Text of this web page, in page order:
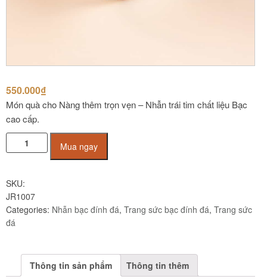
550.000₫
Món quà cho Nàng thêm trọn vẹn – Nhẫn trái tim chất liệu Bạc
cao cấp.
Nhẫn
trái
bạc
cao
cấp
JR1007
Mua ngay
SKU:
JR1007
Categories: Nhẫn bạc đính đá, Trang sức bạc đính đá, Trang sức
đá
Thông tin sản phẩm Thông tin thêm